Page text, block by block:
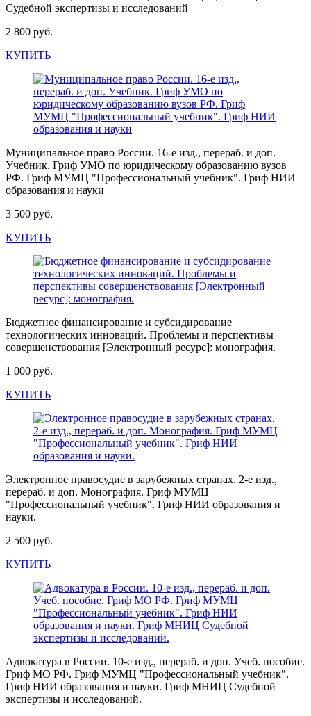
Судебной экспертизы и исследований
2 800 руб.
КУПИТЬ
Муниципальное право России. 16-е изд., перераб. и доп.
Учебник. Гриф УМО по юридическому образованию вузов
РФ. Гриф МУМЦ "Профессиональный учебник". Гриф НИИ
образования и науки
3 500 руб.
КУПИТЬ
Бюджетное финансирование и субсидирование
технологических инноваций. Проблемы и перспективы
совершенствования [Электронный ресурс]: монография.
1 000 руб.
КУПИТЬ
Электронное правосудие в зарубежных странах. 2-е изд.,
перераб. и доп. Монография. Гриф МУМЦ
"Профессиональный учебник". Гриф НИИ образования и
науки.
2 500 руб.
КУПИТЬ
Адвокатура в России. 10-е изд., перераб. и доп. Учеб. пособие.
Гриф МО РФ. Гриф МУМЦ "Профессиональный учебник".
Гриф НИИ образования и науки. Гриф МНИЦ Судебной
экспертизы и исследований.